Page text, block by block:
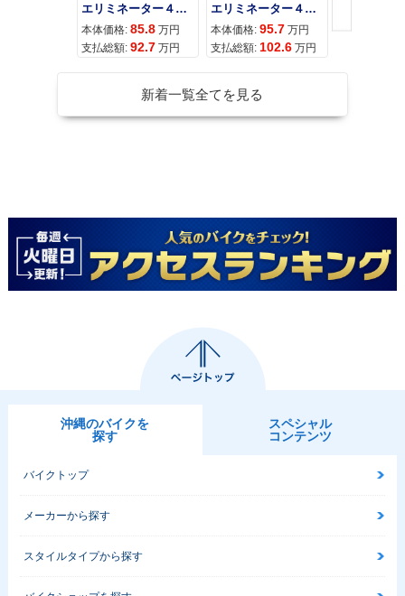
エリミネーター４００
本体価格: 85.8 万円
支払総額: 92.7 万円
エリミネーター４００ＳＥ
本体価格: 95.7 万円
支払総額: 102.6 万円
本体価格:
新着一覧全てを見る
沖縄のバイクを
探す
スペシャル
コンテンツ
バイクトップ
メーカーから探す
スタイルタイプから探す